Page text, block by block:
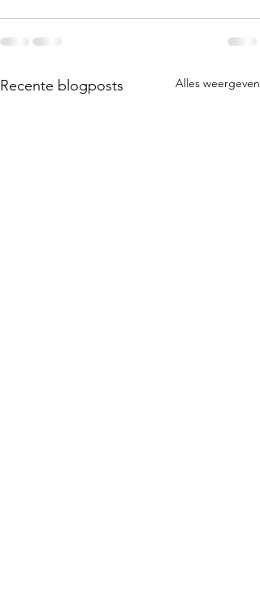
Recente blogposts Alles weergeven